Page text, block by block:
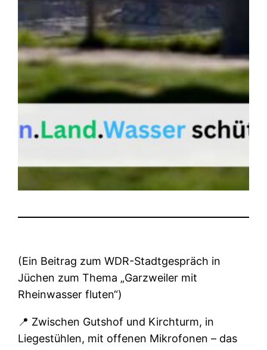
(Ein Beitrag zum WDR-Stadtgespräch in
Jüchen zum Thema „Garzweiler mit
Rheinwasser fluten“)
📍 Zwischen Gutshof und Kirchturm, in
Liegestühlen, mit offenen Mikrofonen – das